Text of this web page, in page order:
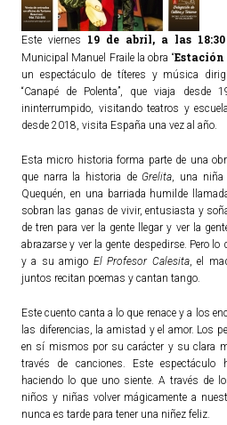
Este viernes 19 de abril, a las
Municipal Manuel Fraile la obra “
un espectáculo de títeres y música
“Canapé de Polenta”, que viaja desde
ininterrumpido, visitando teatros y
desde 2018, visita España una vez al año.
Esta micro historia forma parte de una
que narra la historia deGrelita, una niña
Quequén, en una barriada humilde
sobran las ganas de vivir, entusiasta y
de tren para ver la gente llegar y ver la
abrazarse y ver la gente despedirse. Pero
y a su amigo El Profesor Calesita, el
juntos recitan poemas y cantan tango.
Este cuento canta a lo que renace y a los
las diferencias, la amistad y el amor. Los
en sí mismos por su carácter y su clara
través de canciones. Este
haciendo lo que uno siente. A través de
niños y niñas volver mágicamente a
nunca es tarde para tener una niñez feliz.